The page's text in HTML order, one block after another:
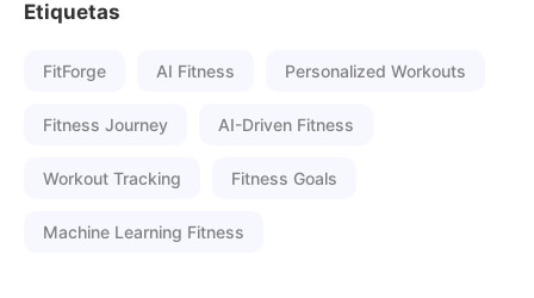
Etiquetas
FitForge AI Fitness Personalized Workouts
Fitness Journey AI-Driven Fitness
Workout Tracking Fitness Goals
Machine Learning Fitness